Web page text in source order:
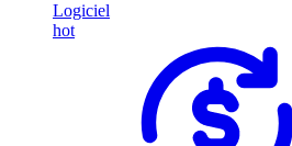
Logiciel
hot